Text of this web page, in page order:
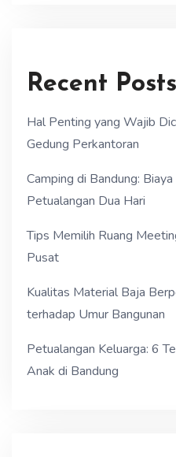
Recent Posts
Hal Penting yang Wajib
Gedung Perkantoran
Camping di Bandung:
Petualangan Dua Hari
Tips Memilih Ruang
Pusat
Kualitas Material Baja
terhadap Umur Bangunan
Petualangan Keluarga: 6
Anak di Bandung